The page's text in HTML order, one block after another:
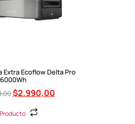
Extra Ecoflow Delta Pro
$2.990,00